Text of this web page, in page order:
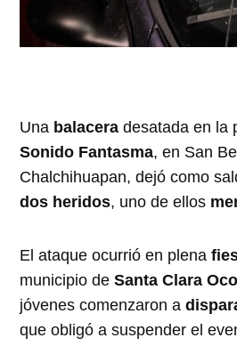
Una balacera desatada en la
Sonido Fantasma, en San
Chalchihuapan, dejó como
dos heridos, uno de ellos
El ataque ocurrió en plena
municipio deSanta Clara
jóvenes comenzaron a
que obligó a suspender el